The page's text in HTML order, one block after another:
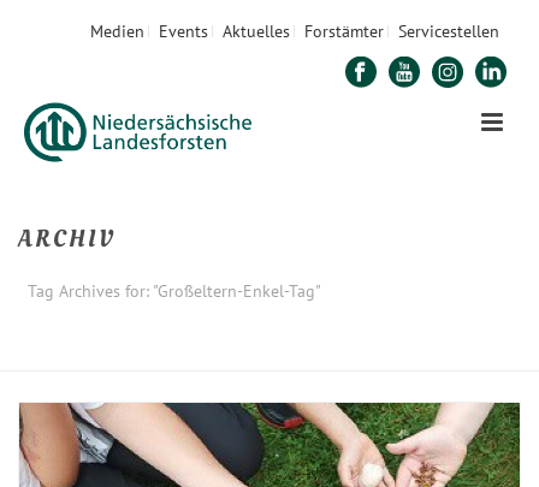
Medien Events Aktuelles Forstämter Servicestellen
ARCHIV
Tag Archives for: "Großeltern-Enkel-Tag"